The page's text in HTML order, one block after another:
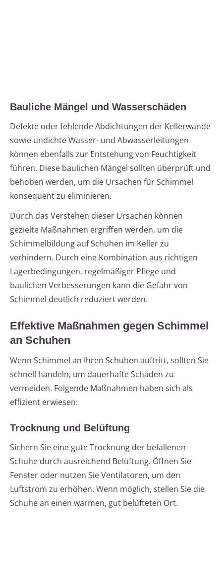
Bauliche Mängel und Wasserschäden
Defekte oder fehlende Abdichtungen der Kellerwände
sowie undichte Wasser- und Abwasserleitungen
können ebenfalls zur Entstehung von Feuchtigkeit
führen. Diese baulichen Mängel sollten überprüft und
behoben werden, um die Ursachen für Schimmel
konsequent zu eliminieren.
Durch das Verstehen dieser Ursachen können
gezielte Maßnahmen ergriffen werden, um die
Schimmelbildung auf Schuhen im Keller zu
verhindern. Durch eine Kombination aus richtigen
Lagerbedingungen, regelmäßiger Pflege und
baulichen Verbesserungen kann die Gefahr von
Schimmel deutlich reduziert werden.
Effektive Maßnahmen gegen Schimmel
an Schuhen
Wenn Schimmel an Ihren Schuhen auftritt, sollten Sie
schnell handeln, um dauerhafte Schäden zu
vermeiden. Folgende Maßnahmen haben sich als
effizient erwiesen:
Trocknung und Belüftung
Sichern Sie eine gute Trocknung der befallenen
Schuhe durch ausreichend Belüftung. Öffnen Sie
Fenster oder nutzen Sie Ventilatoren, um den
Luftstrom zu erhöhen. Wenn möglich, stellen Sie die
Schuhe an einen warmen, gut belüfteten Ort.